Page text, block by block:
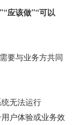
应该做”“可以
无法运行
户体验或业务效